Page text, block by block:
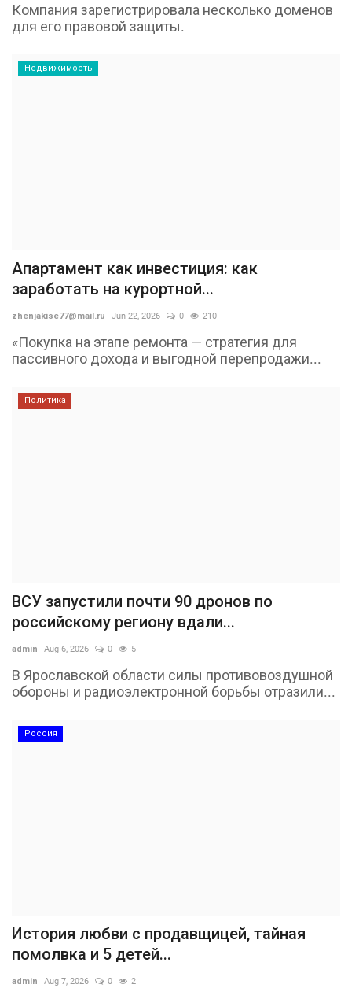
Компания зарегистрировала несколько доменов
для его правовой защиты.
Недвижимость
Апартамент как инвестиция: как
заработать на курортной...
zhenjakise77@mail.ru Jun 22, 2026 0 210
«Покупка на этапе ремонта — стратегия для
пассивного дохода и выгодной перепродажи...
Политика
ВСУ запустили почти 90 дронов по
российскому региону вдали...
admin Aug 6, 2026 0 5
В Ярославской области силы противовоздушной
обороны и радиоэлектронной борьбы отразили...
Россия
История любви с продавщицей, тайная
помолвка и 5 детей...
admin Aug 7, 2026 0 2